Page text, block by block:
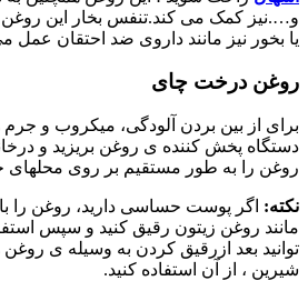
و….نیز کمک می کند.تنفس بخار این روغن
یا بخور نیز مانند داروی ضد احتقان عمل
روغن درخت چای
برای از بین بردن آلودگی، میکروب و جرم
دستگاه پخش کننده ی روغن بریزید و
روغن را به طور مستقیم بر روی محلهای
نکته: اگر پوست حساسی دارید، روغن را
مانند روغن زیتون رقیق کنید و سپس
توانید بعد ازرقیق کردن به وسیله ی روغن
شیرین ، از آن استفاده کنید.